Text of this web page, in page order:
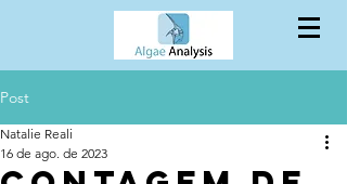
Post
Natalie Reali
16 de ago. de 2023